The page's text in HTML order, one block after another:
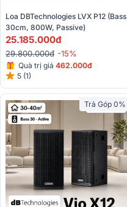
Loa DBTechnologies LVX P12 (Bass
30cm, 800W, Passive)
25.185.000đ
29.800.000đ -15%
Quà trị giá 462.000đ
5 (1)
Trả Góp 0%